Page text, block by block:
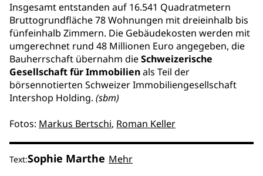
Insgesamt entstanden auf 16.541 Quadratmetern
Bruttogrundfläche 78 Wohnungen mit dreieinhalb bis
fünfeinhalb Zimmern. Die Gebäudekosten werden mit
umgerechnet rund 48 Millionen Euro angegeben, die
Bauherrschaft übernahm dieSchweizerische
Gesellschaft für Immobilienals Teil der
börsennotierten Schweizer Immobiliengesellschaft
Intershop Holding. (sbm)
Fotos: Markus Bertschi, Roman Keller
Text:Sophie Marthe Mehr